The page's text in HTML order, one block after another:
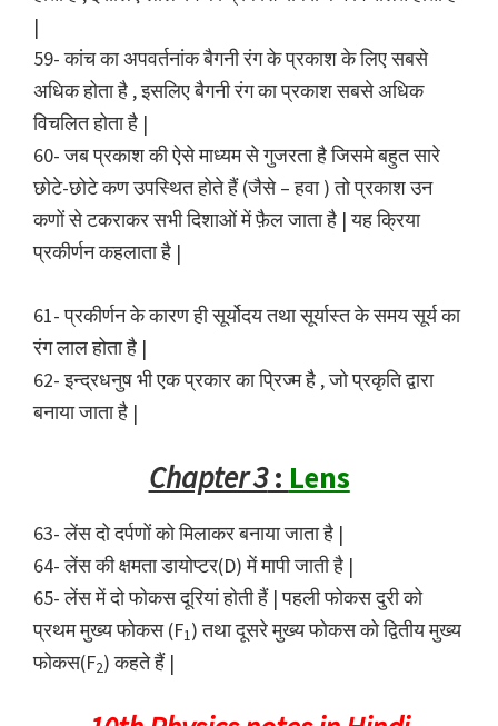
|
59- कांच का अपवर्तनांक बैगनी रंग के प्रकाश के लिए सबसे
अधिक होता है , इसलिए बैगनी रंग का प्रकाश सबसे अधिक
विचलित होता है |
60- जब प्रकाश की ऐसे माध्यम से गुजरता है जिसमे बहुत सारे
छोटे-छोटे कण उपस्थित होते हैं (जैसे – हवा ) तो प्रकाश उन
कणों से टकराकर सभी दिशाओं में फ़ैल जाता है | यह क्रिया
प्रकीर्णन कहलाता है |
61- प्रकीर्णन के कारण ही सूर्योदय तथा सूर्यास्त के समय सूर्य का
रंग लाल होता है |
62- इन्द्रधनुष भी एक प्रकार का प्रिज्म है , जो प्रकृति द्वारा
बनाया जाता है |
Chapter 3: Lens
63- लेंस दो दर्पणों को मिलाकर बनाया जाता है |
64- लेंस की क्षमता डायोप्टर(D) में मापी जाती है |
65- लेंस में दो फोकस दूरियां होती हैं | पहली फोकस दुरी को
प्रथम मुख्य फोकस (F1) तथा दूसरे मुख्य फोकस को द्वितीय मुख्य
फोकस(F2) कहते हैं |